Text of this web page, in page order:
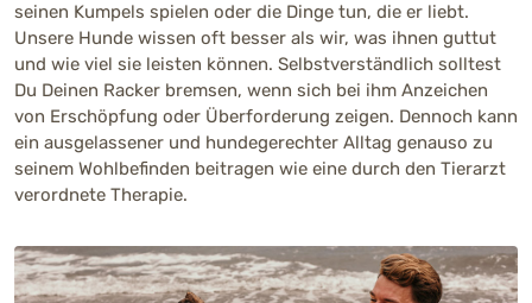
seinen Kumpels spielen oder die Dinge tun, die er liebt.
Unsere Hunde wissen oft besser als wir, was ihnen guttut
und wie viel sie leisten können. Selbstverständlich solltest
Du Deinen Racker bremsen, wenn sich bei ihm Anzeichen
von Erschöpfung oder Überforderung zeigen. Dennoch kann
ein ausgelassener und hundegerechter Alltag genauso zu
seinem Wohlbefinden beitragen wie eine durch den Tierarzt
verordnete Therapie.